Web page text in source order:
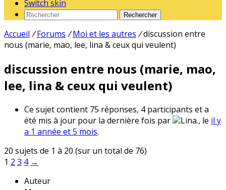
Switch skin
Rechercher
Accueil / Forums / Moi et les autres /discussion entre
nous (marie, mao, lee, lina & ceux qui veulent)
discussion entre nous (marie, mao,
lee, lina & ceux qui veulent)
Ce sujet contient 75 réponses, 4 participants et a
été mis à jour pour la dernière fois par
Lina., le il y
a 1 année et 5 mois.
20 sujets de 1 à 20 (sur un total de 76)
1 2 3 4 →
Auteur